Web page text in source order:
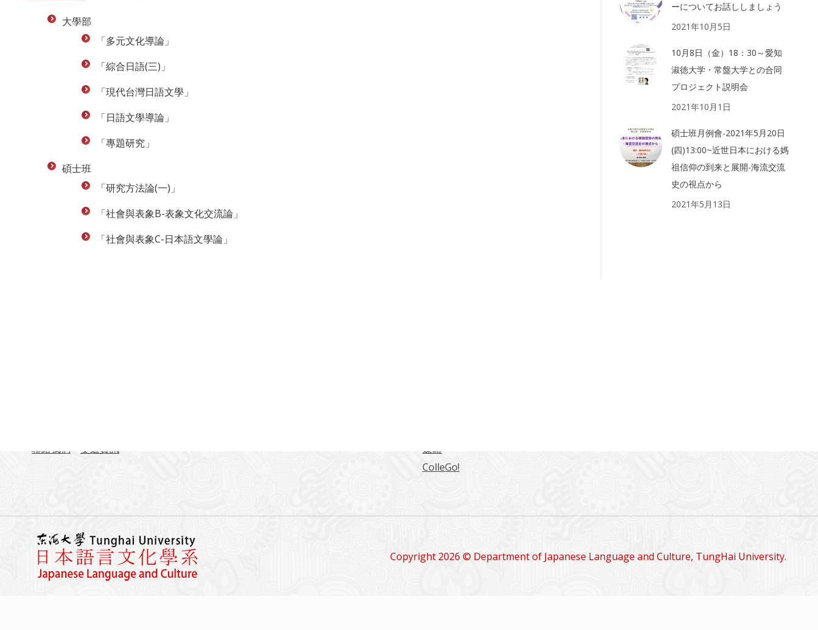
大學部
「多元文化導論」
「綜合日語(三)」
「現代台灣日語文學」
「日語文學導論」
「專題研究」
碩士班
「研究方法論(一)」
「社會與表象B-表象文化交流論」
「社會與表象C-日本語文學論」
ーについてお話ししましょう
2021年10月5日
10月8日（金）18：30～愛知
淑徳大学・常盤大学との合同
プロジェクト説明会
2021年10月1日
碩士班月例會-2021年5月20日
(四)13:00~近世日本における媽
祖信仰の到来と展開-海流交流
史の視点から
2021年5月13日
聯絡我們
交通資訊
媒體
ColleGo!
Copyright 2026 © Department of Japanese Language and Culture, TungHai University.